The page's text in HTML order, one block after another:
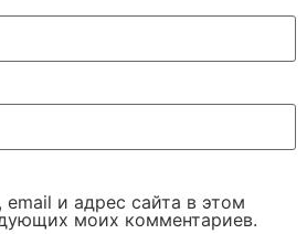
и адрес сайта в этом
моих комментариев.